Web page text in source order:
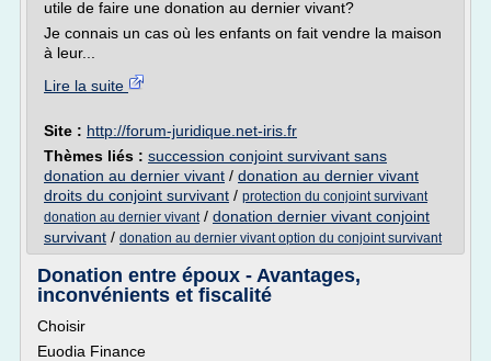
utile de faire une donation au dernier vivant?
Je connais un cas où les enfants on fait vendre la maison
à leur...
Lire la suite
Site : http://forum-juridique.net-iris.fr
Thèmes liés : succession conjoint survivant sans
donation au dernier vivant / donation au dernier vivant
droits du conjoint survivant / protection du conjoint survivant
donation au dernier vivant/ donation dernier vivant conjoint
survivant / donation au dernier vivant option du conjoint survivant
Donation entre époux - Avantages,
inconvénients et fiscalité
Choisir
Euodia Finance